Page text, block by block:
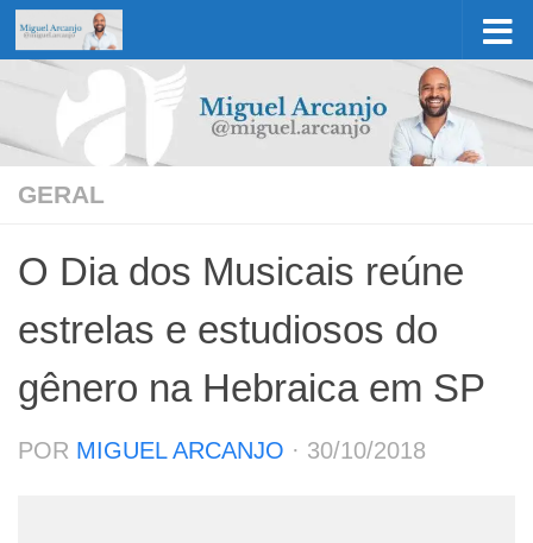
Skip to content
GERAL
O Dia dos Musicais reúne
estrelas e estudiosos do
gênero na Hebraica em SP
POR MIGUEL ARCANJO · 30/10/2018